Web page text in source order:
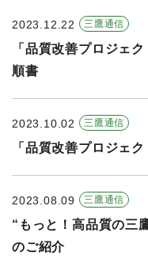
2023.12.22 三鷹通信
「品質改善プロジェ
順書
2023.10.02 三鷹通信
「品質改善プロジェ
2023.08.09 三鷹通信
“もっと！高品質の三
のご紹介